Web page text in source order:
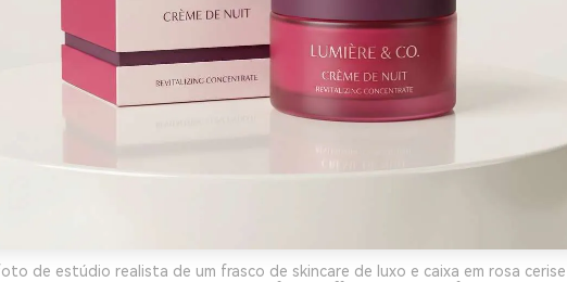
de estúdio realista de um frasco de skincare de luxo e caixa em rosa cerise